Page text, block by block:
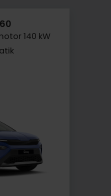
140 kW